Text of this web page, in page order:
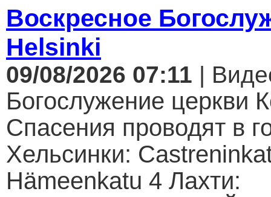
Воскресное
Helsinki
09/08/2026 07:11 |
Богослужение церкви
Спасения проводят в
Хельсинки:
Hämeenkatu 4 Лахти: